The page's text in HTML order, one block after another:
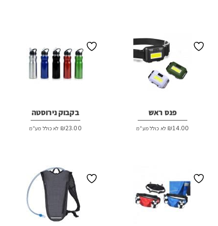
פנס ראש
₪14.00 לא כולל מע"מ
בקבוק נירוסטה
₪23.00 לא כולל מע"מ